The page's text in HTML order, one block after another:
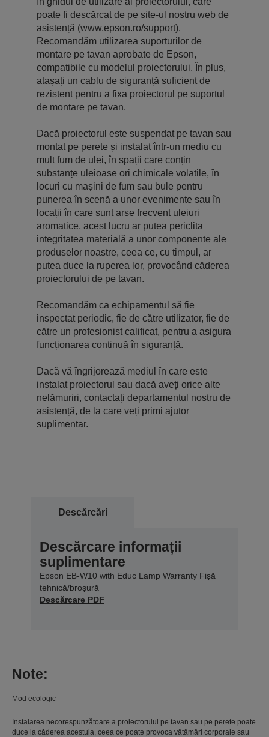
poate fi descărcat de pe site-ul nostru web de
asistență (www.epson.ro/support).
Recomandăm utilizarea suporturilor de
montare pe tavan aprobate de Epson,
compatibile cu modelul proiectorului. În plus,
atașați un cablu de siguranță suficient de
rezistent pentru a fixa proiectorul pe suportul
de montare pe tavan.
Dacă proiectorul este suspendat pe tavan sau
montat pe perete și instalat într-un mediu cu
mult fum de ulei, în spații care conțin
substanțe uleioase ori chimicale volatile, în
locuri cu mașini de fum sau bule pentru
punerea în scenă a unor evenimente sau în
locații în care sunt arse frecvent uleiuri
aromatice, acest lucru ar putea periclita
integritatea materială a unor componente ale
produselor noastre, ceea ce, cu timpul, ar
putea duce la ruperea lor, provocând căderea
proiectorului de pe tavan.
Recomandăm ca echipamentul să fie
inspectat periodic, fie de către utilizator, fie de
către un profesionist calificat, pentru a asigura
funcționarea continuă în siguranță.
Dacă vă îngrijorează mediul în care este
instalat proiectorul sau dacă aveți orice alte
nelămuriri, contactați departamentul nostru de
asistență, de la care veți primi ajutor
suplimentar.
Descărcări
Descărcare informații
suplimentare
Epson EB-W10 with Educ Lamp Warranty Fișă
tehnică/broșură
Descărcare PDF
Note:
Mod ecologic
Instalarea necorespunzătoare a proiectorului pe tavan sau pe perete poate
duce la căderea acestuia, ceea ce poate provoca vătămări corporale sau